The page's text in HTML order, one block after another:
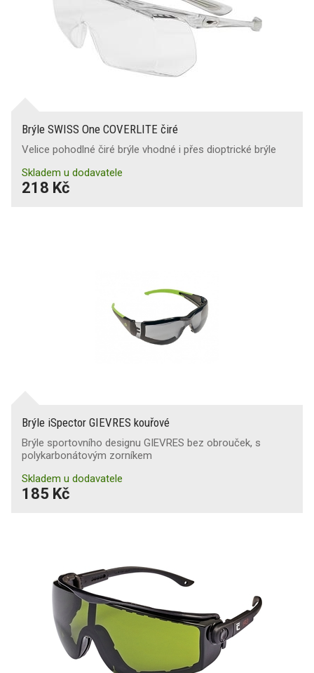
Brýle SWISS One COVERLITE čiré
Velice pohodlné čiré brýle vhodné i přes dioptrické brýle
Skladem u dodavatele
218 Kč
Brýle iSpector GIEVRES kouřové
Brýle sportovního designu GIEVRES bez obrouček, s
polykarbonátovým zorníkem
Skladem u dodavatele
185 Kč